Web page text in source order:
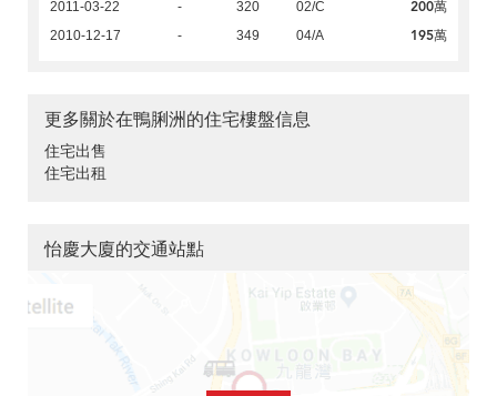
2011-03-22 - 320 02/C 200萬
2010-12-17 - 349 04/A 195萬
更多關於在鴨脷洲的住宅樓盤信息
住宅出售
住宅出租
怡慶大廈的交通站點